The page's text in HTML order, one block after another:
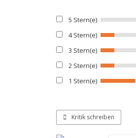
5 Stern(e)
4 Stern(e)
3 Stern(e)
2 Stern(e)
1 Stern(e)
Kritik schreiben